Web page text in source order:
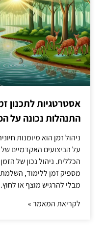
אסטרטגיות לתכנון
התנהלות נכונה על
ניהול זמן הוא מיומנות
על הביצועים האקדמיים
הכללית. ניהול נכון של
מספיק זמן ללימוד,
מבלי להרגיש מוצף או לחוץ.
לקריאת המאמר »